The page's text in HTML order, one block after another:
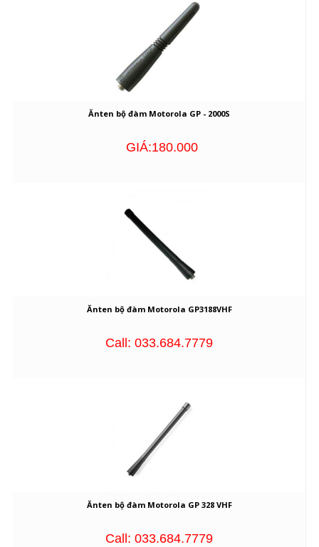
Ănten bộ đàm Motorola GP - 2000S
GIÁ:180.000
Ănten bộ đàm Motorola GP3188VHF
Call: 033.684.7779
Ănten bộ đàm Motorola GP 328 VHF
Call: 033.684.7779